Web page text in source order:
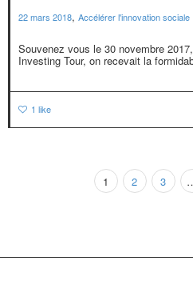
22 mars 2018, Accélérer l'innovation sociale
Souvenez vous le 30 novembre
Investing Tour, on recevait la
1 like
1 2 3